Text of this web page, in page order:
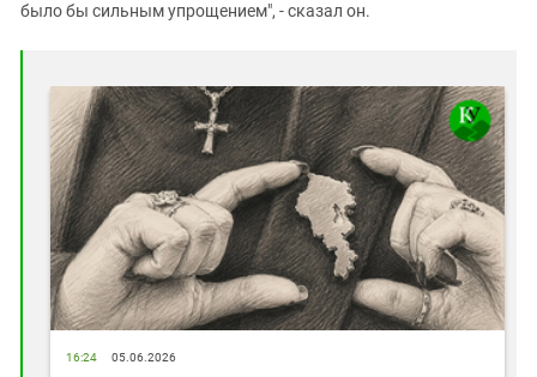
было бы сильным упрощением", - сказал он.
16:24 05.06.2026